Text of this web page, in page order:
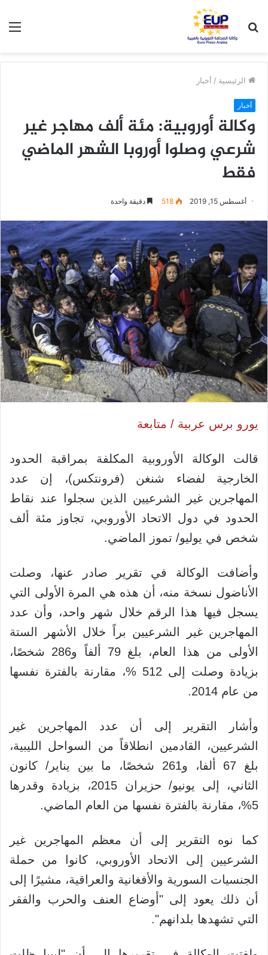
عن
الرئيسية / أخبار
أخبار
وكالة أوروبية: مئة ألف مهاجر غير
شرعي وصلوا أوروبا الشهر الماضي
فقط
أغسطس 15, 2019 518 دقيقة واحدة
يورو برس عربية / متابعة
قالت الوكالة الأوروبية المكلفة بمراقبة الحدود
الخارجية لفضاء شنغن (فرونتكس)، إن عدد
المهاجرين غير الشرعيين الذين سجلوا عند نقاط
الحدود في دول الاتحاد الأوروبي، تجاوز مئة ألف
شخص في يوليو/ تموز الماضي.
وأضافت الوكالة في تقرير صادر عنها، وصلت
الأناضول نسخة منه، أن هذه هي المرة الأولى التي
يسجل فيها هذا الرقم خلال شهر واحد، وأن عدد
المهاجرين غير الشرعيين براً خلال الأشهر الستة
الأولى من هذا العام، بلغ 79 ألفاً و286 شخصًا،
بزيادة وصلت إلى 512 %، مقارنة بالفترة نفسها
من عام 2014.
وأشار التقرير إلى أن عدد المهاجرين غير
الشرعيين، القادمين انطلاقاً من السواحل الليبية،
بلغ 67 ألفا، و261 شخصًا، ما بين يناير/ كانون
الثاني، إلى يونيو/ حزيران 2015، بزيادة وقدرها
5%، مقارنة بالفترة نفسها من العام الماضي.
كما نوه التقرير إلى أن معظم المهاجرين غير
الشرعيين إلى الاتحاد الأوروبي، كانوا من حملة
الجنسيات السورية والأفغانية والعراقية، مشيرًا إلى
أن ذلك يعود إلى "أوضاع العنف والحرب والفقر
التي تشهدها بلدانهم".